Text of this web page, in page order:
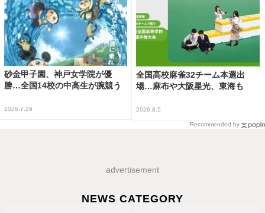
砂金甲子園、神戸女学院が優
勝…全国14校の中高生が腕競う
2026.7.29
全国高校麻雀32チーム本選出
場…麻布や大阪星光、東海も
2026.8.5
Recommended by
advertisement
NEWS CATEGORY